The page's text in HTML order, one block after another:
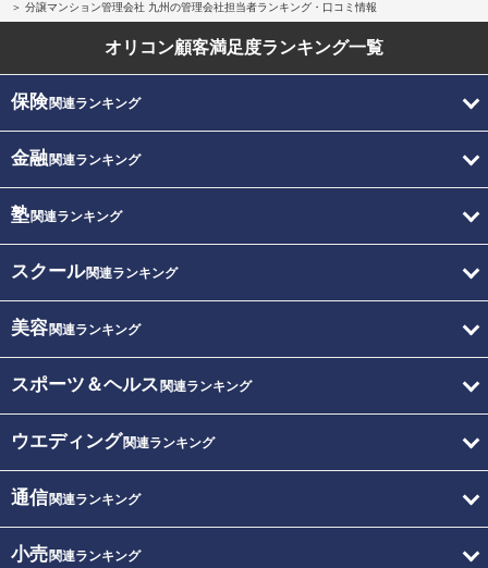
分譲マンション管理会社 九州の管理会社担当者ランキング・口コミ情報
オリコン顧客満足度ランキング一覧
保険関連ランキング
金融関連ランキング
塾関連ランキング
スクール関連ランキング
美容関連ランキング
スポーツ＆ヘルス 関連ランキング
ウエディング関連ランキング
通信関連ランキング
小売関連ランキング